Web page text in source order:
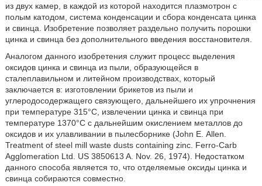
из двух камер, в каждой из которой находится плазмотрон с
полым катодом, система конденсации и сбора конденсата цинка
и свинца. Изобретение позволяет раздельно получить порошки
цинка и свинца без дополнительного введения восстановителя.
Аналогом данного изобретения служит процесс выделения
оксидов цинка и свинца из пыли, образующейся в
сталеплавильном и литейном производствах, который
заключается в: изготовлении брикетов из пыли и
углеродосодержащего связующего, дальнейшего их упрочнения
при температуре 315°С, извлечении цинка и свинца при
температуре 1370°С с дальнейшим окислением металлов до
оксидов и их улавливании в пылесборнике (John Е. Allen.
Treatment of steel mill waste dusts containing zinc. Ferro-Carb
Agglomeration Ltd. US 3850613 A. Nov. 26, 1974). Недостатком
данного способа является то, что отделяемые оксиды цинка и
свинца собираются совместно.